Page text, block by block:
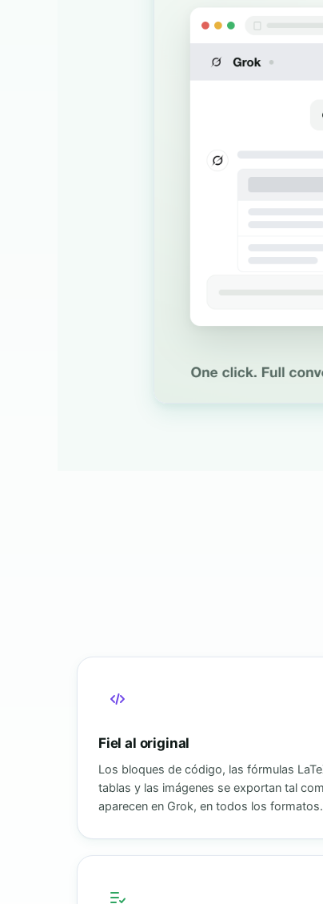
Fiel al original
Los bloques de código, las fórmulas
tablas y las imágenes se exportan tal
aparecen en Grok, en todos los formatos.